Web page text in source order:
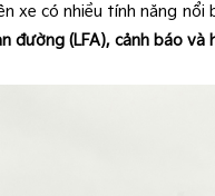
xe có nhiều tính năng nổi
đường (LFA), cảnh báo và